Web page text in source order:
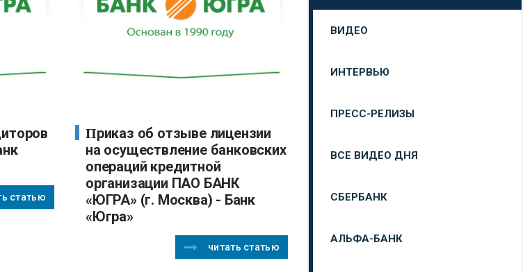
статью
Приказ об отзыве лицензии
на осуществление банковских
операций кредитной
организации ПАО БАНК
«ЮГРА» (г. Москва) - Банк
«Югра»
читать статью
ВИДЕО
ИНТЕРВЬЮ
ПРЕСС-РЕЛИЗЫ
ВСЕ ВИДЕО ДНЯ
СБЕРБАНК
АЛЬФА-БАНК